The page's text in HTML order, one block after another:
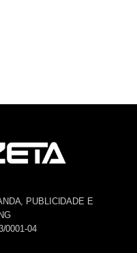
PUBLICIDADE E
0001-04